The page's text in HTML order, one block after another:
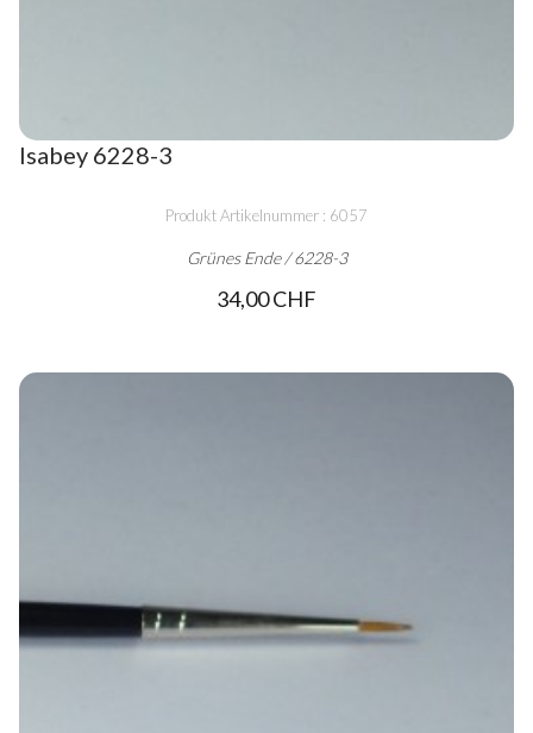
Isabey 6228-3
Produkt Artikelnummer : 6057
Grünes Ende / 6228-3
34,00 CHF